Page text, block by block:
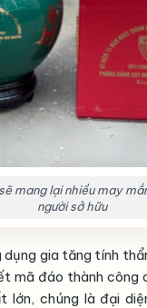
mang lại nhiều may
người sở hữu
dụng gia tăng tính
mã đáo thành công
lớn, chúng là đại